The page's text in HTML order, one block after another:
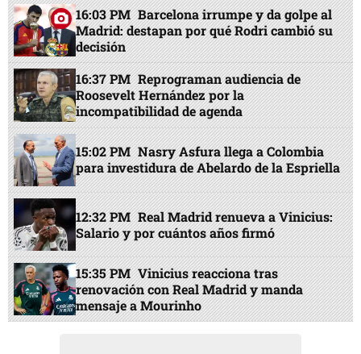
16:03 PM Barcelona irrumpe y da golpe al
Madrid: destapan por qué Rodri cambió su
decisión
16:37 PM Reprograman audiencia de
Roosevelt Hernández por la
incompatibilidad de agenda
15:02 PM Nasry Asfura llega a Colombia
para investidura de Abelardo de la Espriella
12:32 PM Real Madrid renueva a Vinicius:
Salario y por cuántos años firmó
15:35 PM Vinicius reacciona tras
renovación con Real Madrid y manda
mensaje a Mourinho